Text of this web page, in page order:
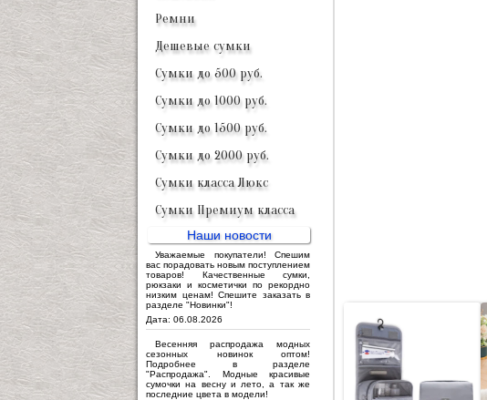
Ремни
Дешевые сумки
Сумки до 500 руб.
Сумки до 1000 руб.
Сумки до 1500 руб.
Сумки до 2000 руб.
Сумки класса Люкс
Сумки Премиум класса
Наши новости
Уважаемые покупатели! Спешим
вас порадовать новым поступлением
товаров! Качественные сумки,
рюкзаки и косметички по рекордно
низким ценам! Спешите заказать в
разделе "Новинки"!
Дата: 06.08.2026
Весенняя распродажа модных
сезонных новинок оптом!
Подробнее в разделе
"Распродажа". Модные красивые
сумочки на весну и лето, а так же
последние цвета в модели!